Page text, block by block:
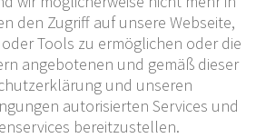
den Zugriff auf unsere Webseite,
Tools zu ermöglichen oder die
angebotenen und gemäß dieser
und unseren
autorisierten Services und
bereitzustellen.